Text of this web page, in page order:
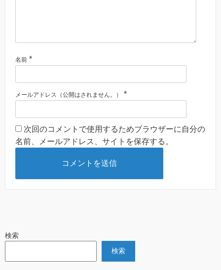
名前 *
メールアドレス（公開はされません。） *
次回のコメントで使用するためブラウザーに自分の
名前、メールアドレス、サイトを保存する。
検索
検索